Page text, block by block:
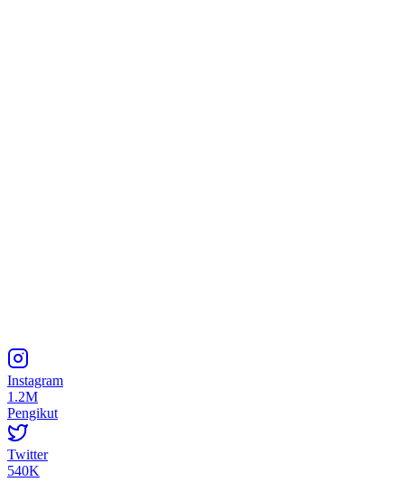
Instagram
1.2M
Pengikut
Twitter
540K